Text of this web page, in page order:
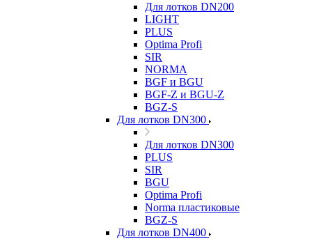
Для лотков DN200
LIGHT
PLUS
Optima Profi
SIR
NORMA
BGF и BGU
BGF-Z и BGU-Z
BGZ-S
Для лотков DN300
Для лотков DN300
PLUS
SIR
BGU
Optima Profi
Norma пластиковые
BGZ-S
Для лотков DN400